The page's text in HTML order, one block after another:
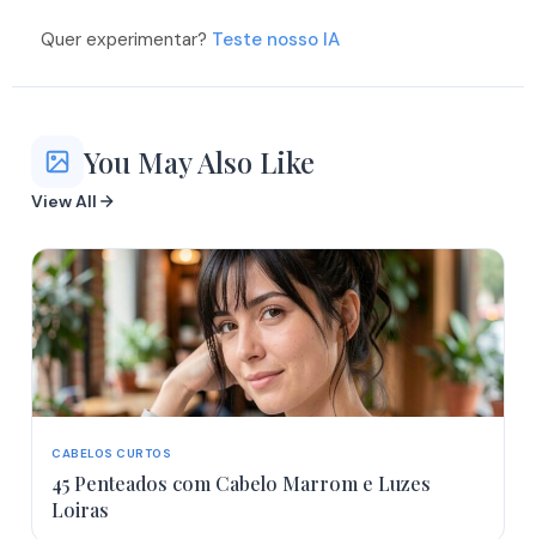
Quer experimentar? Teste nosso IA
You May Also Like
View All
CABELOS CURTOS
45 Penteados com Cabelo Marrom e Luzes
Loiras